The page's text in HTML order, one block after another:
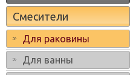
Смесители
Для раковины
Для ванны